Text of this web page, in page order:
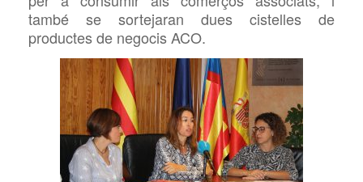
també se sortejaran dues cistelles de
productes de negocisACO.